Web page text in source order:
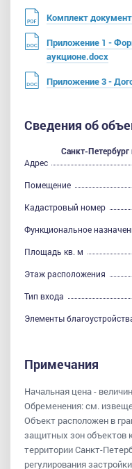
Комплект
Приложение 1 -
аукционе.docx
Приложение 3 -
Сведения об
Адрес
Санкт-Петербург
Помещение
Кадастровый номер
Функциональное
Площадь кв. м
Этаж расположения
Тип входа
Элементы
Примечания
Начальная цена -
Обременения: см.
Объект расположен в
защитных зон объектов
территории Санкт-
регулирования